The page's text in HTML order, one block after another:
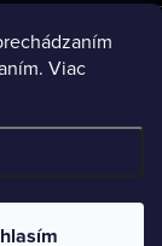
Viac